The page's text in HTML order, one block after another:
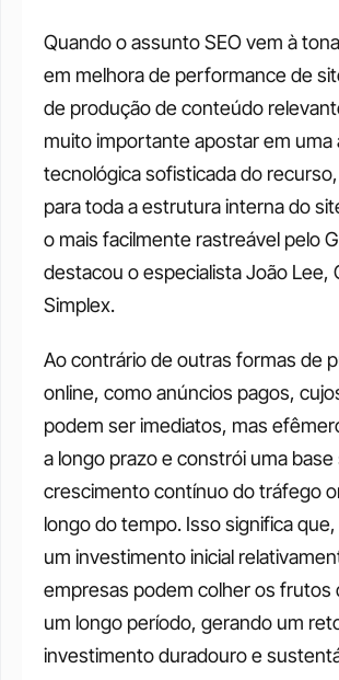
Quando o assunto SEO vem à
em melhora de performance de
de produção de conteúdo
muito importante apostar em uma
tecnológica sofisticada do
para toda a estrutura interna do
o mais facilmente rastreável pelo
destacou o especialista João Lee,
Simplex.
Ao contrário de outras formas de
online, como anúncios pagos,
podem ser imediatos, mas
a longo prazo e constrói uma base
crescimento contínuo do tráfego
longo do tempo. Isso significa
um investimento inicial
empresas podem colher os frutos
um longo período, gerando um
investimento duradouro e